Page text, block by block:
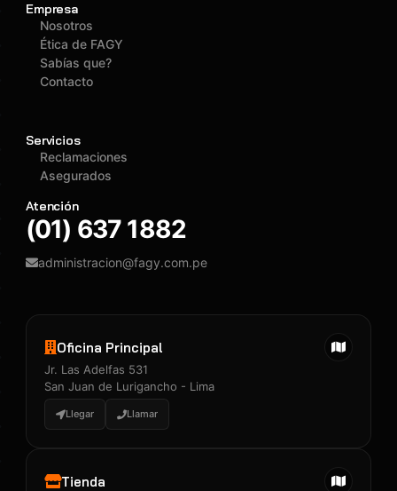
Empresa
Nosotros
Ética de FAGY
Sabías que?
Contacto
Servicios
Reclamaciones
Asegurados
Atención
(01) 637 1882
administracion@fagy.com.pe
Oficina Principal
Jr. Las Adelfas 531
San Juan de Lurigancho - Lima
Llegar Llamar
Tienda